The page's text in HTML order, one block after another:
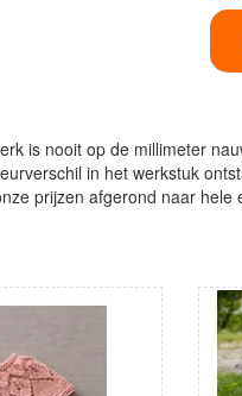
is nooit op de millimeter
in het werkstuk
prijzen afgerond naar